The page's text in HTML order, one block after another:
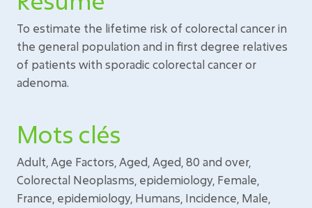
To estimate the lifetime risk of colorectal cancer in
the general population and in first degree relatives
of patients with sporadic colorectal cancer or
adenoma.
Mots clés
Adult, Age Factors, Aged, Aged, 80 and over,
Colorectal Neoplasms, epidemiology, Female,
France, epidemiology, Humans, Incidence, Male,